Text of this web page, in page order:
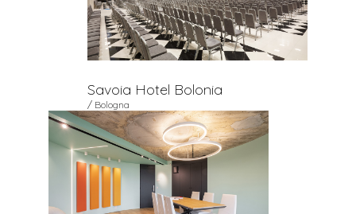
Savoia Hotel Bolonia
/ Bologna